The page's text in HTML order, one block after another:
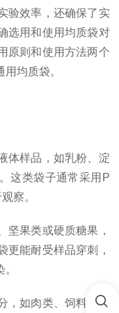
验效率，还确保了实
选用和使用均质袋对
原则和使用方法两个
均质袋。
样品，如乳粉、淀
这类袋子通常采用P
察。
果类或硬质糖果，
更能耐受样品穿刺，
如肉类、饲料、休